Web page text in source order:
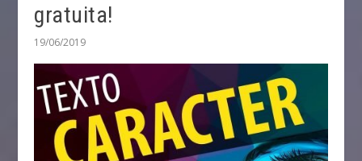
gratuita!
19/06/2019